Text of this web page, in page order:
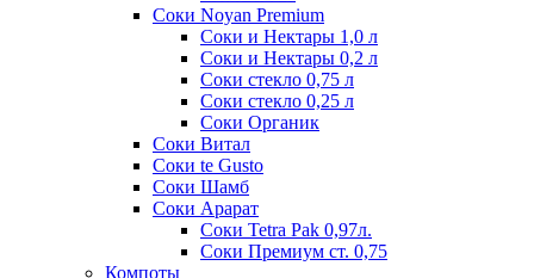
Соки Noyan Premium
Соки и Нектары 1,0 л
Соки и Нектары 0,2 л
Соки стекло 0,75 л
Соки стекло 0,25 л
Соки Органик
Соки Витал
Соки te Gusto
Соки Шамб
Соки Арарат
Соки Tetra Pak 0,97л.
Соки Премиум ст. 0,75
Компоты